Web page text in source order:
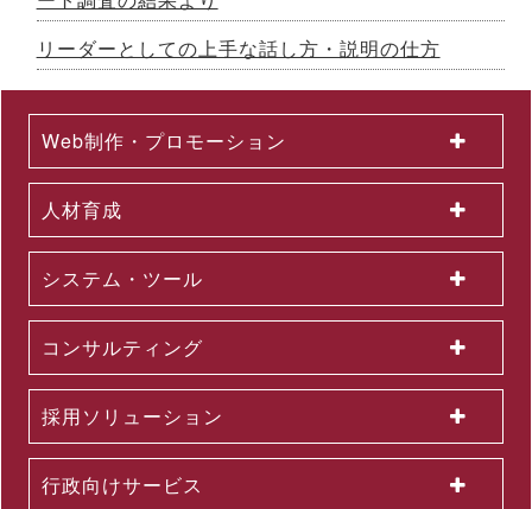
2026.07.03
国土交通省採択の二地域居住事業に参画、新たな人流創出へ～
「白川町二地域居住促進コンソーシアム」協定締結のお知らせ
2026.07.01
2026年６月度KPI（業績指標）進捗状況
2026.06.12
待値の理解」を軸に、７月から新たに３研修を公開講座で開催
2026.06.08
催 ～問題意識調査結果から、日本企業における課題を読み解く
2026.06.03
＜第３弾＞「AI活用を１億人に」交通広告を６月より大幅拡大
～東名阪エリアの主要路線にて、教育による業務へのAI活用支
援を力強く訴求
2026.06.01
組織変更及び人事異動に関するお知らせ
2026.06.01
2026年５月度KPI（業績指標）進捗状況
公開講座セットプラン「上司部下ペアプラン」を26年５月より
リーダーとしての上手な話し方・説明の仕方
Web制作・プロモーション
人材育成
システム・ツール
コンサルティング
採用ソリューション
行政向けサービス